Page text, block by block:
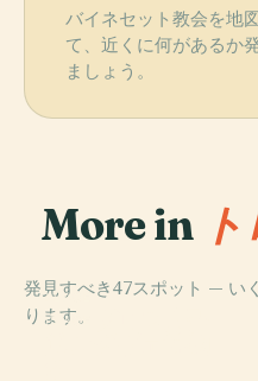
バイネセット教会を地
て、近くに何があるか
ましょう。
More in
発見すべき47スポット — い
ります。
PLACE
ニーダロス大聖
PLACE